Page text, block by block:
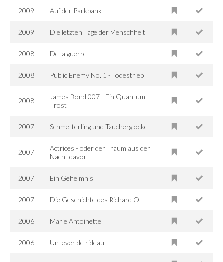
2009 Auf der Parkbank
2009 Die letzten Tage der Menschheit
2008 De la guerre
2008 Public Enemy No. 1 - Todestrieb
2008
James Bond 007 - Ein Quantum
Trost
2007 Schmetterling und Taucherglocke
2007
Actrices - oder der Traum aus der
Nacht davor
2007 Ein Geheimnis
2007 Die Geschichte des Richard O.
2006 Marie Antoinette
2006 Un lever de rideau